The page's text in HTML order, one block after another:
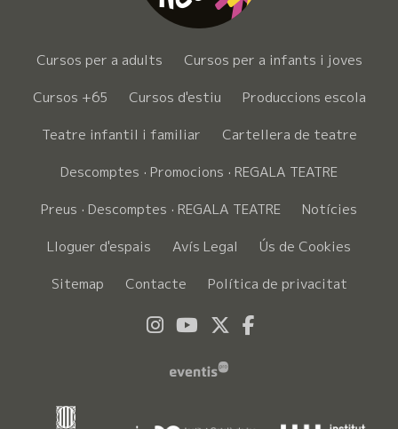
Cursos per a adults
Cursos per a infants i joves
Cursos +65
Cursos d'estiu
Produccions escola
Teatre infantil i familiar
Cartellera de teatre
Descomptes · Promocions · REGALA TEATRE
Preus · Descomptes · REGALA TEATRE
Notícies
Lloguer d'espais
Avís Legal
Ús de Cookies
Sitemap
Contacte Política de privacitat
Link a instagram
Link a youtube
Link a twitter